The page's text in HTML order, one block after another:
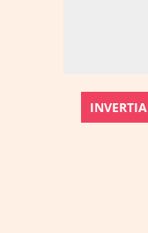
INVERTIA